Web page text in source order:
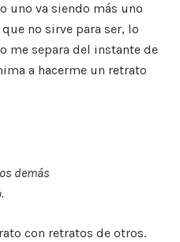
uno va siendo más uno
no sirve para ser, lo
me separa del instante de
a hacerme un retrato
demás
con retratos de otros.